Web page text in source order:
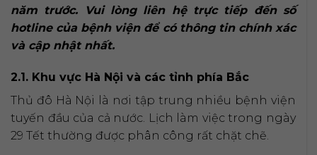
năm trước. Vui lòng liên hệ trực tiếp đến số
hotline của bệnh viện để có thông tin chính xác
và cập nhật nhất.
2.1. Khu vực Hà Nội và các tỉnh phía Bắc
Thủ đô Hà Nội là nơi tập trung nhiều bệnh viện
tuyến đầu của cả nước. Lịch làm việc trong ngày
29 Tết thường được phân công rất chặt chẽ.